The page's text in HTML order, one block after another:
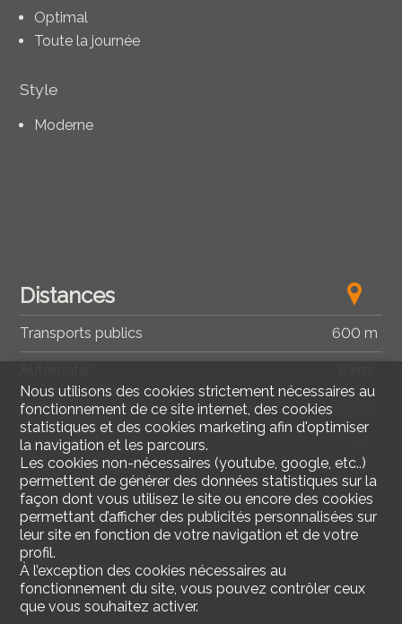
Optimal
Toute la journée
Style
Moderne
Distances
Transports publics 600 m
Ecole primaire 600 m
Ecole secondaire
Commerces 2 km
Hôpital 6 km
Restaurants
Nous utilisons des cookies strictement nécessaires au
fonctionnement de ce site internet, des cookies
statistiques et des cookies marketing afin d'optimiser
la navigation et les parcours.
Les cookies non-nécessaires (youtube, google, etc..)
permettent de générer des données statistiques sur la
façon dont vous utilisez le site ou encore des cookies
permettant d’afficher des publicités personnalisées sur
leur site en fonction de votre navigation et de votre
profil.
À l’exception des cookies nécessaires au
fonctionnement du site, vous pouvez contrôler ceux
que vous souhaitez activer.